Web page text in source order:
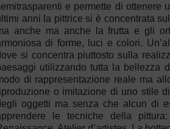
e permette di ottenere
anni la pittrice si è concentrata
anche ma anche la frutta e gli
di forme, luci e colori.
si concentra piuttosto sulla
utilizzando tutta la bellezza
di rappresentazione reale ma
o imitazione di uno stile
oggetti ma senza che alcun di
le tecniche della